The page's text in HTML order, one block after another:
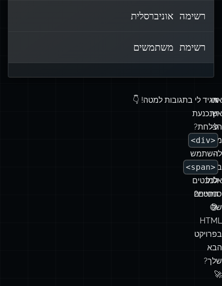
רשימה אוניברסלית
רשימת משתמשים
אז
איך
הצלחת?
מתרגש
להשתמש
ביותר
אלמנטים
סמנטיים
של
HTML
בפרויקט
הבא
שלך?
🚀
או
שנכנעת
ל-
<div>
ו-
<span>
לכל
החיים?
😅
תגיד לי בתגובות למטה! 👇